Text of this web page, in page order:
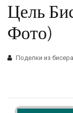
Цель
Фото)
Поделки из бисера